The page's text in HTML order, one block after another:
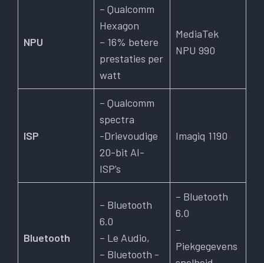
NPU
– Qualcomm
Hexagon
– 16% betere
prestaties per
watt
MediaTek
NPU 990
ISP
– Qualcomm
spectra
-Drievoudige
20-bit AI-
ISP’s
Imagiq 1190
Bluetooth
– Bluetooth
6.0
– Le Audio,
– Bluetooth -
– Bluetooth
6.0
–
Piekgegevens